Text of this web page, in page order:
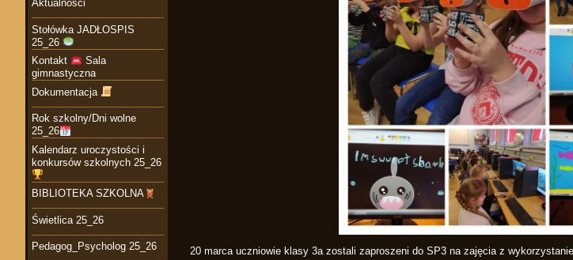
20 marca uczniowie klasy 3a zostali zaproszeni do SP3 na zajęcia z
Aktualności
Stołówka JADŁOSPIS
25_26
Kontakt
Sala
gimnastyczna
Dokumentacja
Rok szkolny/Dni wolne
25_26
Kalendarz uroczystości i
konkursów szkolnych 25_26
BIBLIOTEKA SZKOLNA
Świetlica 25_26
Pedagog_Psycholog 25_26